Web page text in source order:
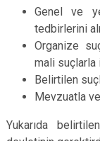
Genel ve
tedbirlerini
Organize
mali suçlarla
Belirtilen
Mevzuatla
Yukarıda